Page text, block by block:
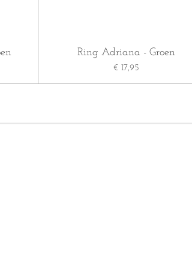
Ring Adriana - Groen
€ 17,95